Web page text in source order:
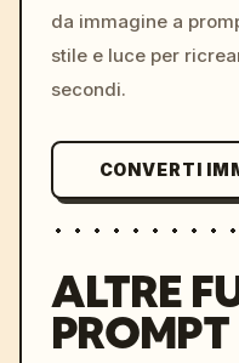
da immagine a
stile e luce per
secondi.
CONVERTI
ALTRE
PROMPT